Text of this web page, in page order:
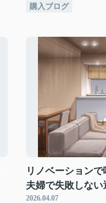
購入ブログ
リノベーション
夫婦で失敗しな
2026.04.07